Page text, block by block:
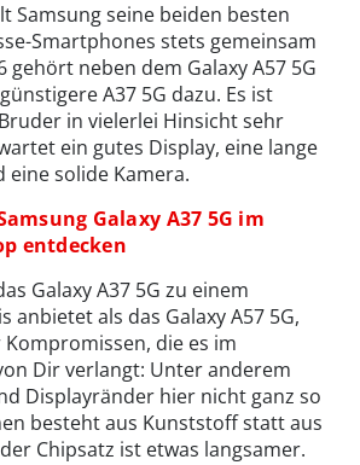
Samsung seine beiden besten
Smartphones stets gemeinsam
gehört neben dem Galaxy A57 5G
A37 5G dazu. Es ist
in vielerlei Hinsicht sehr
ein gutes Display, eine lange
eine solide Kamera.
Galaxy A37 5G im
entdecken
Galaxy A37 5G zu einem
anbietet als das Galaxy A57 5G,
die es im
Dir verlangt: Unter anderem
Displayränder hier nicht ganz so
besteht aus Kunststoff statt aus
Chipsatz ist etwas langsamer.